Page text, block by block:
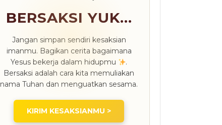
BERSAKSI YUK...
Jangan simpan sendiri kesaksian
imanmu. Bagikan cerita bagaimana
Yesus bekerja dalam hidupmu
.
Bersaksi adalah cara kita memuliakan
nama Tuhan dan menguatkan sesama.
KIRIM KESAKSIANMU >